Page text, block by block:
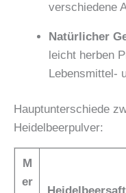
verschiedene
Natürlicher
leicht herben
Lebensmittel-
Hauptunterschiede
Heidelbeerpulver:
M
er